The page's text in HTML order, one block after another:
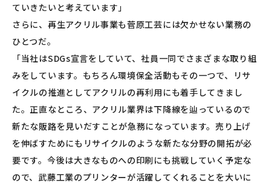
ていきたいと考えています」
さらに、再生アクリル事業も菅原工芸には欠かせない業務の
ひとつだ。
「当社はSDGs宣言をしていて、社員一同でさまざまな取り組
みをしています。もちろん環境保全活動もその一つで、リサ
イクルの推進としてアクリルの再利用にも着手してきまし
た。正直なところ、アクリル業界は下降線を辿っているので
新たな販路を見いだすことが急務になっています。売り上げ
を伸ばすためにもリサイクルのような新たな分野の開拓が必
要です。今後は大きなものへの印刷にも挑戦していく予定な
ので、武藤工業のプリンターが活躍してくれることを大いに